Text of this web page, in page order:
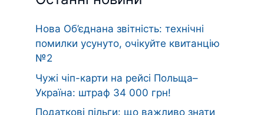
Нова Об’єднана звітність: технічні
помилки усунуто, очікуйте квитанцію
№2
Чужі чіп-карти на рейсі Польща–
Україна: штраф 34 000 грн!
Податкові пільги: що важливо знати